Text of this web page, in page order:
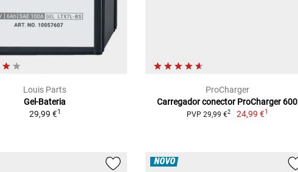
Louis Parts
Gel-Bateria
29,99 €1
ProCharger
Carregador conector ProCharger 600
PVP 29,99 €2 24,99 €1
NOVO